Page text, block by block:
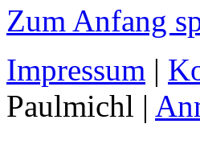
Zum Anfang
Impressum |
Paulmichl |